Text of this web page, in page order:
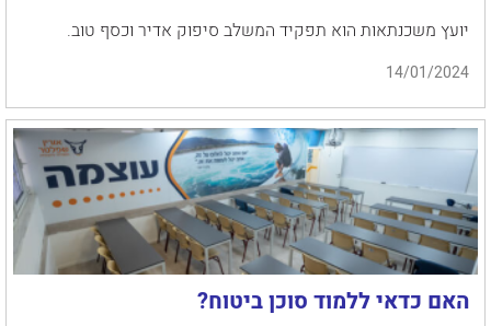
יועץ משכנתאות הוא תפקיד המשלב סיפוק אדיר וכסף טוב.
14/01/2024
האם כדאי ללמוד סוכן ביטוח?